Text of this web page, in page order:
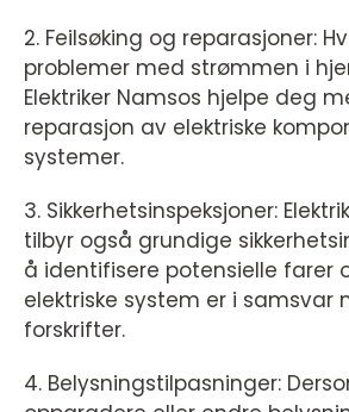
2. Feilsøking og reparasjoner:
problemer med strømmen i
Elektriker Namsos hjelpe deg
reparasjon av elektriske
systemer.
3. Sikkerhetsinspeksjoner:
tilbyr også grundige
å identifisere potensielle farer
elektriske system er i samsvar
forskrifter.
4. Belysningstilpasninger: